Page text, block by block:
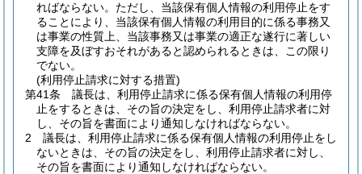
ればならない。 ただし、当該保有個人情報の利用停止をす
ることにより、当該保有個人情報の利用目的に係る事務又
は事業の性質上、当該事務又は事業の適正な遂行に著しい
支障を及ぼすおそれがあると認められるときは、この限り
でない。
(利用停止請求に対する措置)
第41条
議長は、利用停止請求に係る保有個人情報の利用停
止をするときは、その旨の決定をし、利用停止請求者に対
し、その旨を書面により通知しなければならない。
2
議長は、利用停止請求に係る保有個人情報の利用停止をし
ないときは、その旨の決定をし、利用停止請求者に対し、
その旨を書面により通知しなければならない。